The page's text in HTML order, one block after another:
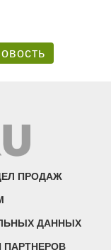
ПРОДАЖ
ДАННЫХ
ПАРТНЕРОВ